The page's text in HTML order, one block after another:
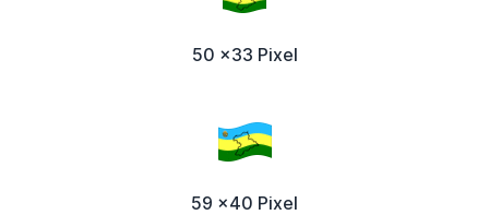
50 x33 Pixel
59 x40 Pixel